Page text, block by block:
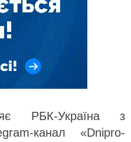
РБК-Україна з
канал «Dnipro-